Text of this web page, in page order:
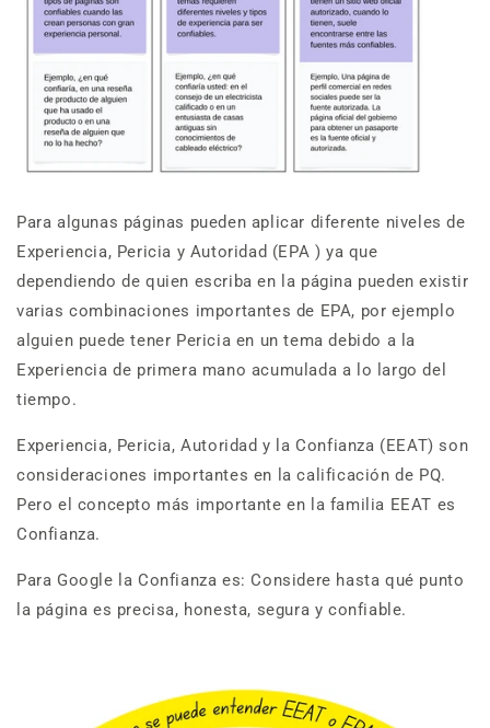
Para algunas páginas pueden aplicar diferente niveles de
Experiencia, Pericia y Autoridad (EPA ) ya que
dependiendo de quien escriba en la página pueden existir
varias combinaciones importantes de EPA, por ejemplo
alguien puede tener Pericia en un tema debido a la
Experiencia de primera mano acumulada a lo largo del
tiempo.
Experiencia, Pericia, Autoridad y la Confianza (EEAT) son
consideraciones importantes en la calificación de PQ.
Pero el concepto más importante en la familia EEAT es
Confianza.
Para Google la Confianza es: Considere hasta qué punto
la página es precisa, honesta, segura y confiable.